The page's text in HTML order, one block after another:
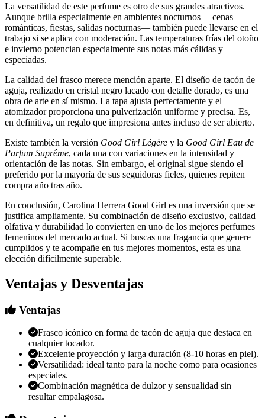
La versatilidad de este perfume es otro de sus grandes atractivos.
Aunque brilla especialmente en ambientes nocturnos —cenas
románticas, fiestas, salidas nocturnas— también puede llevarse en el
trabajo si se aplica con moderación. Las temperaturas frías del otoño
e invierno potencian especialmente sus notas más cálidas y
especiadas.
La calidad del frasco merece mención aparte. El diseño de tacón de
aguja, realizado en cristal negro lacado con detalle dorado, es una
obra de arte en sí mismo. La tapa ajusta perfectamente y el
atomizador proporciona una pulverización uniforme y precisa. Es,
en definitiva, un regalo que impresiona antes incluso de ser abierto.
Existe también la versión Good Girl Légère y la Good Girl Eau de
Parfum Suprême, cada una con variaciones en la intensidad y
orientación de las notas. Sin embargo, el original sigue siendo el
preferido por la mayoría de sus seguidoras fieles, quienes repiten
compra año tras año.
En conclusión, Carolina Herrera Good Girl es una inversión que se
justifica ampliamente. Su combinación de diseño exclusivo, calidad
olfativa y durabilidad lo convierten en uno de los mejores perfumes
femeninos del mercado actual. Si buscas una fragancia que genere
cumplidos y te acompañe en tus mejores momentos, esta es una
elección difícilmente superable.
Ventajas y Desventajas
Ventajas
Frasco icónico en forma de tacón de aguja que destaca en
cualquier tocador.
Excelente proyección y larga duración (8-10 horas en piel).
Versatilidad: ideal tanto para la noche como para ocasiones
especiales.
Combinación magnética de dulzor y sensualidad sin
resultar empalagosa.